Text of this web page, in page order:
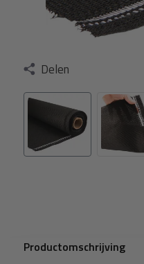
Delen
Productomschrijving